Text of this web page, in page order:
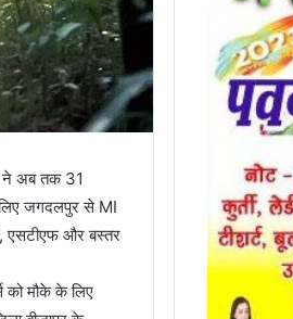
ने अब तक 31
लिए जगदलपुर से MI
एसटीएफ और बस्तर
को मौके के लिए